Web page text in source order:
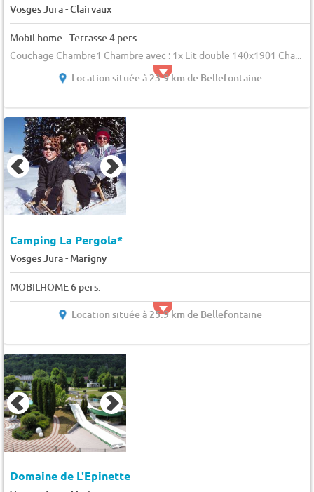
Vosges Jura-Clairvaux
Mobil home - Terrasse 4 pers.
Couchage Chambre1 Chambre avec : 1x Lit double 140x1901 Cha...
Location située à 23.9 km de Bellefontaine
Camping La Pergola*
Vosges Jura- Marigny
MOBILHOME 6 pers.
Location située à 25.9 km de Bellefontaine
Domaine de L'Epinette